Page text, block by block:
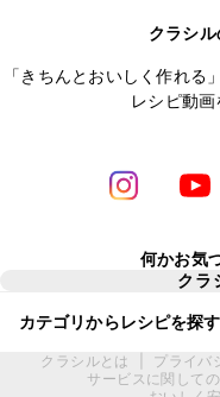
クラシ
「きちんとおいしく作れ
レシピ動画
何かお気
クラ
カテゴリからレシピを探す
クラシルとは プライバ
サービスに関して